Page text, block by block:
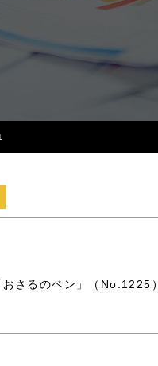
さるのベン」（No.1225）